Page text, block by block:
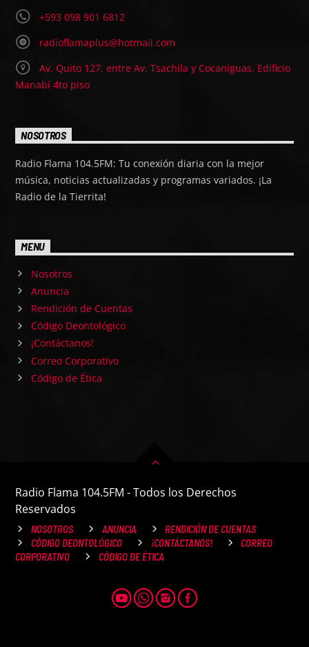
+593 098 901 6812
radioflamaplus@hotmail.com
Av. Quito 127, entre Av. Tsachila y Cocaniguas. Edificio
Manabí 4to piso
NOSOTROS
Radio Flama 104.5FM: Tu conexión diaria con la mejor
música, noticias actualizadas y programas variados. ¡La
Radio de la Tierrita!
MENU
Nosotros
Anuncia
Rendición de Cuentas
Código Deontológico
¡Contáctanos!
Correo Corporativo
Código de Ética
Radio Flama 104.5FM - Todos los Derechos
Reservados
NOSOTROS ANUNCIA
RENDICIÓN DE CUENTAS
CÓDIGO DEONTOLÓGICO
¡CONTÁCTANOS!
CORREO
CORPORATIVO
CÓDIGO DE ÉTICA